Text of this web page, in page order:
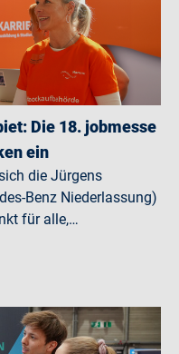
Die 18. jobmesse
ein
die Jürgens
Benz Niederlassung)
für alle,…